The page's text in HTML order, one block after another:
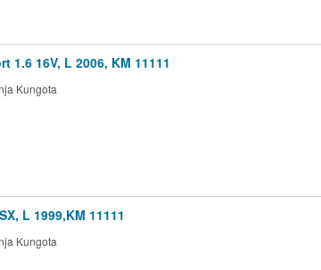
1.6 16V, L 2006, KM 11111
Kungota
L 1999,KM 11111
Kungota